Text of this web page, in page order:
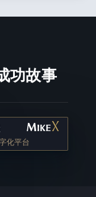
功故事
化平台